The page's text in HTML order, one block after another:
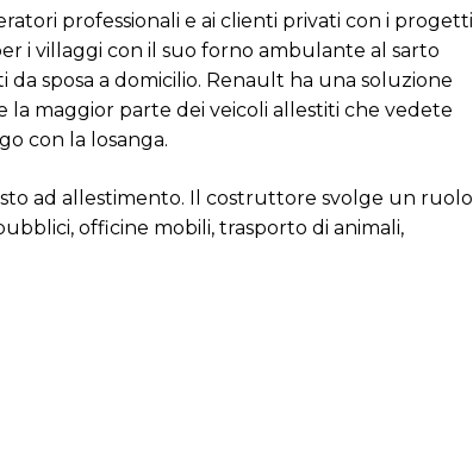
professionali e ai clienti privati con i progetti
i villaggi con il suo forno ambulante al sarto
sposa a domicilio. Renault ha una soluzione
maggior parte dei veicoli allestiti che vedete
con la losanga.
ad allestimento. Il costruttore svolge un ruolo
officine mobili, trasporto di animali,